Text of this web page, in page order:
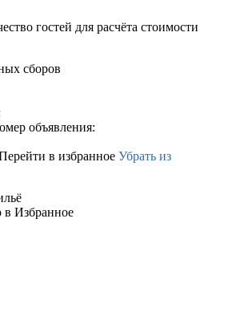
гостей для расчёта стоимости
сборов
объявления:
в избранное Убрать из
в Избранное